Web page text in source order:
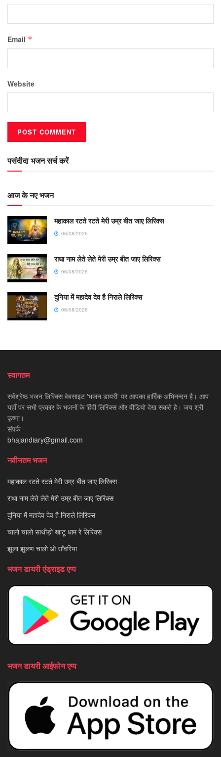
Email *
Website
पसंदीदा भजन सर्च करें
आज के नए भजन
महाकाल रटते रटते मेरी उम्र बीत जाए लिरिक्स
06/08/2026
राधा नाम लेते लेते मेरी उम्र बीत जाए लिरिक्स
06/08/2026
दुनिया में महादेव देव है निराले लिरिक्स
06/08/2026
स्वागतम
सर्वश्रेष्ठ भजन लिरिक्स वेबसाइट 'भजन डायरी' पर आपका हार्दिक अभिनन्दन है। आप
यहाँ पर सभी प्रकार के भजनों के हिंदी लिरिक्स और वीडियो देख सकते है। जय श्री
कृष्णा।
संपर्क -
bhajandiary@gmail.com
नवीनतम भजन
महाकाल रटते रटते मेरी उम्र बीत जाए लिरिक्स
राधा नाम लेते लेते मेरी उम्र बीत जाए लिरिक्स
दुनिया में महादेव देव है निराले लिरिक्स
चालो चालो साथीड़ो खाटू धाम रे लिरिक्स
झूला झूलण चालो ओ साँवरिया
भजन डायरी एंड्राइड एप्प
भजन डायरी आईफोन एप्प